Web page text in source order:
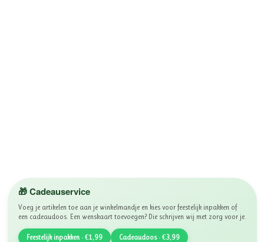
🎁 Cadeauservice
Voeg je artikelen toe aan je winkelmandje en kies voor feestelijk inpakken of
een cadeaudoos. Een wenskaart toevoegen? Die schrijven wij met zorg voor je.
Feestelijk inpakken · €1,99 Cadeaudoos · €3,99